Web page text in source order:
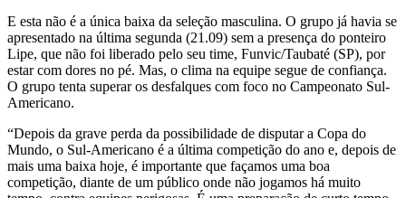
E esta não é a única baixa da seleção masculina. O grupo já havia se
apresentado na última segunda (21.09) sem a presença do ponteiro
Lipe, que não foi liberado pelo seu time, Funvic/Taubaté (SP), por
estar com dores no pé. Mas, o clima na equipe segue de confiança.
O grupo tenta superar os desfalques com foco no Campeonato Sul-
Americano.
“Depois da grave perda da possibilidade de disputar a Copa do
Mundo, o Sul-Americano é a última competição do ano e, depois de
mais uma baixa hoje, é importante que façamos uma boa
competição, diante de um público onde não jogamos há muito